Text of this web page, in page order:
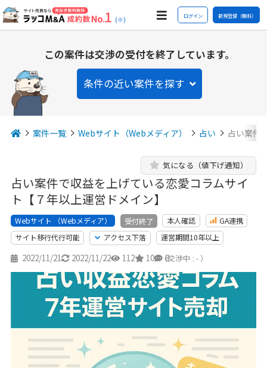
(※) ログイン 新規登録（無料）
この案件は交渉の受付を終了しています。
条件の近い案件を探す
案件一覧 Webサイト（Webメディア） 占い 占い案件
占い案件で収益を上げている恋愛コラムサイ
ト【７年以上運営ドメイン】
気になる（値下げ通知）
Webサイト （Webメディア） 受付終了 本人確認
GA連携
サイト移行代行可能
アクセス下落 運営期間10年以上
2022/11/21 2022/11/22 112 10 8
（交渉中 : - ）